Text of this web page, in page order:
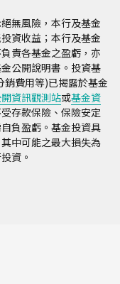
無風險，本行及基金
資收益；本行及基金
責各基金之盈虧，亦
公開說明書。投資基
費用等)已揭露於基金
資訊觀測站或基金資
存款保險、保險安定
負盈虧。基金投資具
中可能之最大損失為
資。